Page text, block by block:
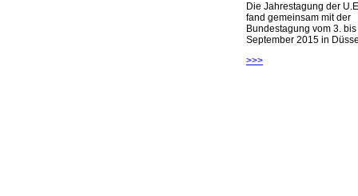
Die Jahrestagung der
fand gemeinsam mit der
Bundestagung vom 3. bis
September 2015 in
>>>